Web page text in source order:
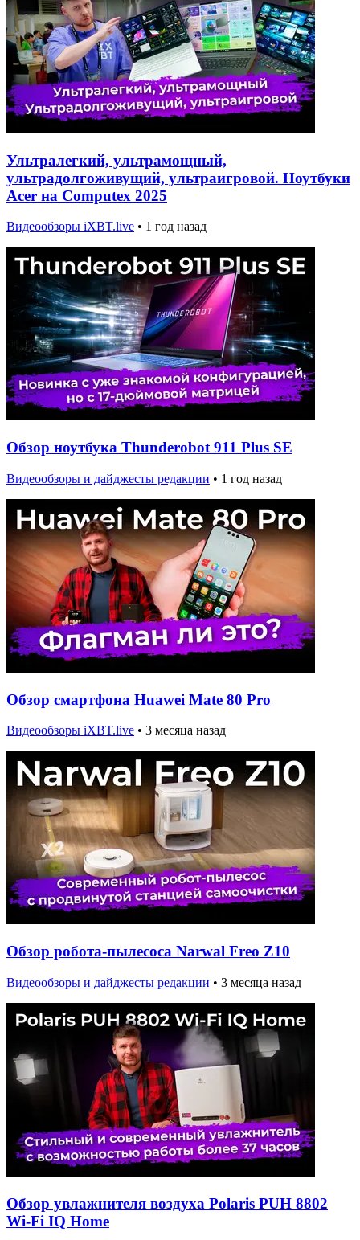
Ультралегкий, ультрамощный,
ультрадолгоживущий, ультраигровой. Ноутбуки
Acer на Computex 2025
Видеообзоры iXBT.live • 1 год назад
Обзор ноутбука Thunderobot 911 Plus SE
Видеообзоры и дайджесты редакции • 1 год назад
Обзор смартфона Huawei Mate 80 Pro
Видеообзоры iXBT.live • 3 месяца назад
Обзор робота-пылесоса Narwal Freo Z10
Видеообзоры и дайджесты редакции • 3 месяца назад
Обзор увлажнителя воздуха Polaris PUH 8802
Wi-Fi IQ Home